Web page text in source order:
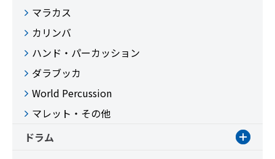
マラカス
カリンバ
ハンド・パーカッション
ダラブッカ
World Percussion
マレット・その他
ドラム